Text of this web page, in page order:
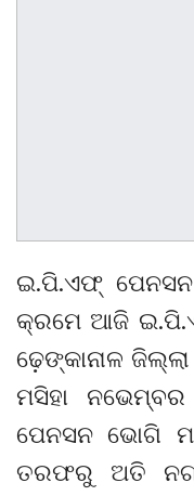
ଇ.ପି.ଏଫ୍
କ୍ରମେ ଆଜି
ଢ଼େଙ୍କାନାଳ
ମସିହା
ପେନସନ ଭୋଗି
ତରଫରୁ ଅତି